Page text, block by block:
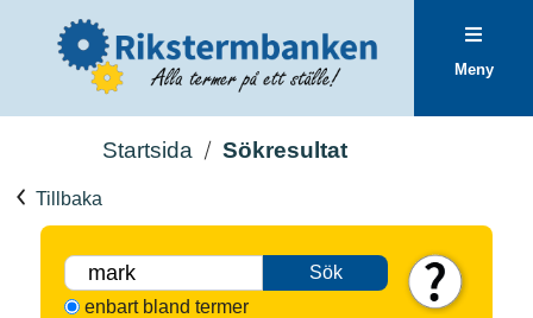
Meny
Startsida Sökresultat
Tillbaka
Sök
enbart bland termer